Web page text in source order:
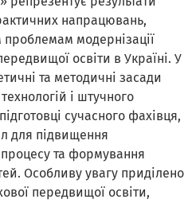
напрацювань,
модернізації
освіти в Україні. У
та методичні засади
і штучного
сучасного фахівця,
для підвищення
процесу та формування
Особливу увагу приділено
передвищої освіти,